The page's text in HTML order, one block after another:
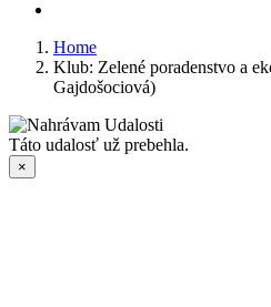
Home
Klub: Zelené poradenstvo a
Gajdošociová)
Táto udalosť už prebehla.
×